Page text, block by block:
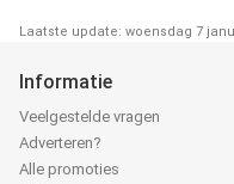
Laatste update: woensdag 7
Informatie
Veelgestelde vragen
Adverteren?
Alle promoties